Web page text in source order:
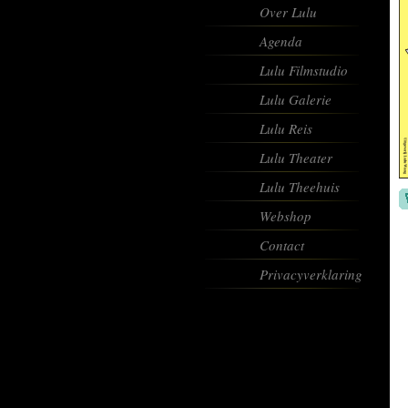
Over Lulu
Agenda
Lulu Filmstudio
Lulu Galerie
Lulu Reis
Lulu Theater
Lulu Theehuis
Webshop
Contact
Privacyverklaring